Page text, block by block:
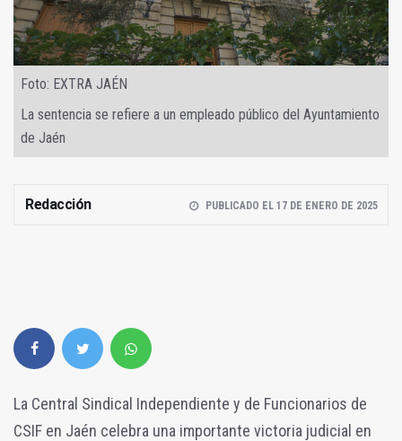
Foto: EXTRA JAÉN
La sentencia se refiere a un empleado público del Ayuntamiento
de Jaén
Redacción PUBLICADO EL 17 DE ENERO DE 2025
La Central Sindical Independiente y de Funcionarios de
CSIF en Jaén celebra una importante victoria judicial en